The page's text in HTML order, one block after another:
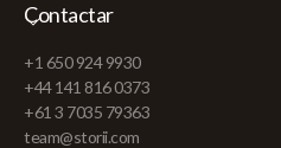
Contactar
+1 650 924 9930
+44 141 816 0373
+61 3 7035 79363
team@storii.com